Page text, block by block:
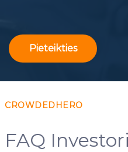
Pieteikties
CROWDEDHERO
FAQ